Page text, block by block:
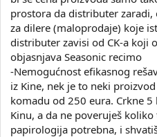
prostora da distributer
za dilere (maloprodaje) koje
distributer zavisi od CK-a koji
objasnjava Seasonic recimo
-Nemogućnost efikasnog
iz Kine, nek je to neki
komadu od 250 eura. Crkne
Kinu, a da ne poveruješ
papirologija potrebna, i